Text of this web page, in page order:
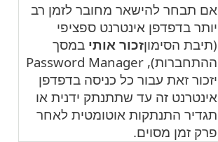
אם תבחר להישאר מחובר לזמן רב
יותר בדפדפן אינטרנט ספציפי
(תיבת הסימוןזכור אותי במסך
ההתחברות), Password Manager
יזכור זאת עבור כל כניסה בדפדפן
אינטרנט זה עד שתתנתק ידנית או
תגדיר התנתקות אוטומטית לאחר
פרק זמן מסוים.